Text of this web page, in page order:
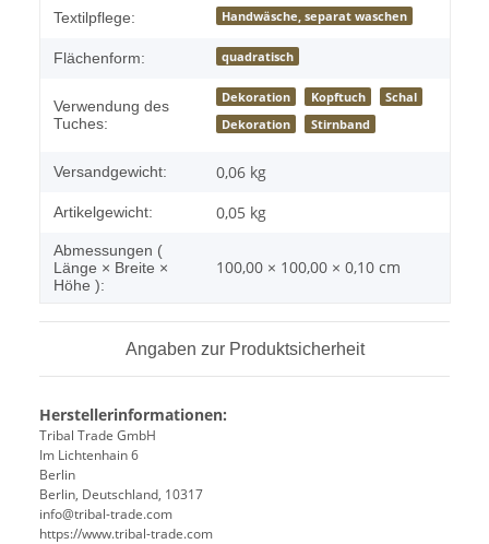
Textilpflege: Handwäsche, separat waschen
Flächenform: quadratisch
Verwendung des
Tuches:
Dekoration Kopftuch
Schal
Dekoration
Stirnband
Versandgewicht: 0,06 kg
Artikelgewicht: 0,05 kg
Abmessungen (
Länge × Breite ×
Höhe ):
100,00 × 100,00 × 0,10 cm
Angaben zur Produktsicherheit
Herstellerinformationen:
Tribal Trade GmbH
Im Lichtenhain 6
Berlin
Berlin, Deutschland, 10317
info@tribal-trade.com
https://www.tribal-trade.com